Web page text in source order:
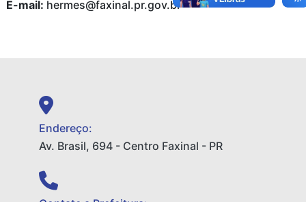
E-mail: hermes@faxinal.pr.gov.br
Endereço:
Av. Brasil, 694 - Centro Faxinal - PR